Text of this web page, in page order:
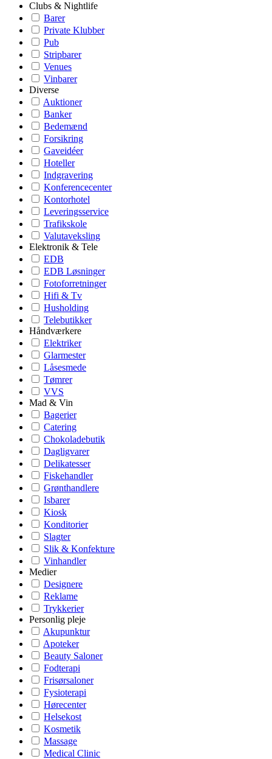
Clubs & Nightlife
Barer
Private Klubber
Pub
Stripbarer
Venues
Vinbarer
Diverse
Auktioner
Banker
Bedemænd
Forsikring
Gaveidéer
Hoteller
Indgravering
Konferencecenter
Kontorhotel
Leveringsservice
Trafikskole
Valutaveksling
Elektronik & Tele
EDB
EDB Løsninger
Fotoforretninger
Hifi & Tv
Husholding
Telebutikker
Håndværkere
Elektriker
Glarmester
Låsesmede
Tømrer
VVS
Mad & Vin
Bagerier
Catering
Chokoladebutik
Dagligvarer
Delikatesser
Fiskehandler
Grønthandlere
Isbarer
Kiosk
Konditorier
Slagter
Slik & Konfekture
Vinhandler
Medier
Designere
Reklame
Trykkerier
Personlig pleje
Akupunktur
Apoteker
Beauty Saloner
Fodterapi
Frisørsaloner
Fysioterapi
Hørecenter
Helsekost
Kosmetik
Massage
Medical Clinic